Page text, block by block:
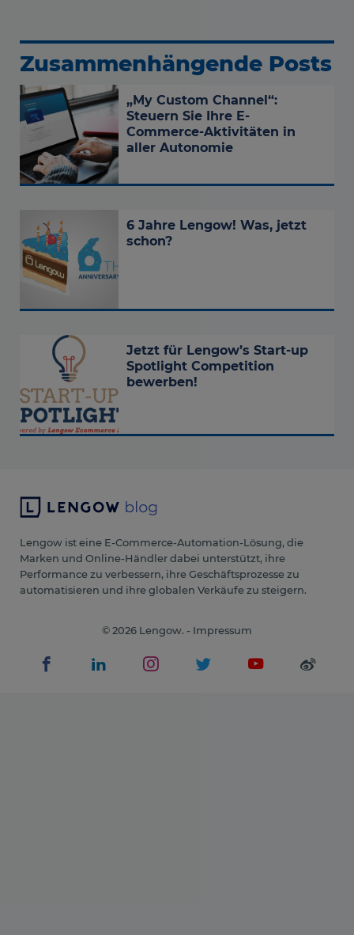
Zusammenhängende Posts
„My Custom Channel“:
Steuern Sie Ihre E-
Commerce-Aktivitäten in
aller Autonomie
6 Jahre Lengow! Was, jetzt
schon?
Jetzt für Lengow’s Start-up
Spotlight Competition
bewerben!
Lengow ist eine E-Commerce-Automation-Lösung, die
Marken und Online-Händler dabei unterstützt, ihre
Performance zu verbessern, ihre Geschäftsprozesse zu
automatisieren und ihre globalen Verkäufe zu steigern.
© 2026 Lengow. - Impressum